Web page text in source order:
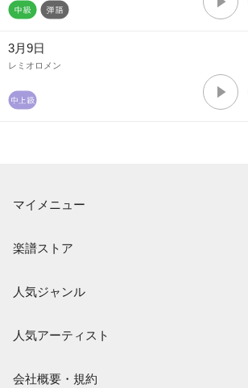
3月9日
レミオロメン
マイメニュー
退会はこちら
楽譜ストア
難易度別に探す
人気ジャンル
保育
人気アーティスト
会社概要・規約